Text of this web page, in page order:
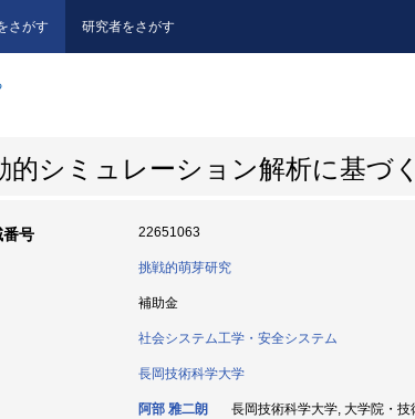
さがす 研究者をさがす
的シミュレーション解析に基づ
番号 22651063
挑戦的萌芽研究
補助金
社会システム工学・安全システム
長岡技術科学大学
阿部 雅二朗 長岡技術科学大学, 大学院・